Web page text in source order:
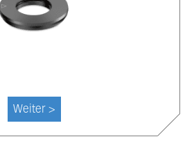
Weiter >